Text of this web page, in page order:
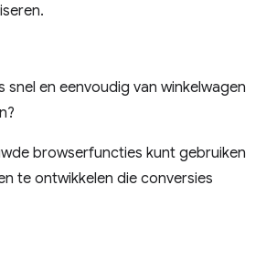
snel en eenvoudig van winkelwagen
browserfuncties kunt gebruiken
te ontwikkelen die conversies